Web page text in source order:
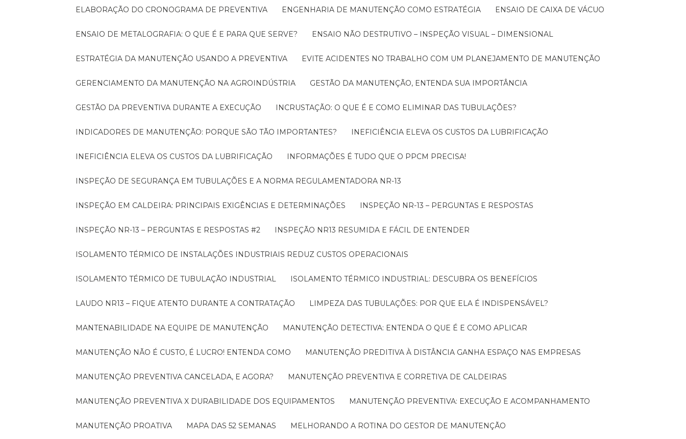
ELABORAÇÃO DO CRONOGRAMA DE PREVENTIVA ENGENHARIA DE MANUTENÇÃO COMO ESTRATÉGIA ENSAIO DE CAIXA DE VÁCUO
ENSAIO DE METALOGRAFIA: O QUE É E PARA QUE SERVE? ENSAIO NÃO DESTRUTIVO – INSPEÇÃO VISUAL – DIMENSIONAL
ESTRATÉGIA DA MANUTENÇÃO USANDO A PREVENTIVA EVITE ACIDENTES NO TRABALHO COM UM PLANEJAMENTO DE MANUTENÇÃO
GERENCIAMENTO DA MANUTENÇÃO NA AGROINDÚSTRIA GESTÃO DA MANUTENÇÃO, ENTENDA SUA IMPORTÂNCIA
GESTÃO DA PREVENTIVA DURANTE A EXECUÇÃO INCRUSTAÇÃO: O QUE É E COMO ELIMINAR DAS TUBULAÇÕES?
INDICADORES DE MANUTENÇÃO: PORQUE SÃO TÃO IMPORTANTES? INEFICIÊNCIA ELEVA OS CUSTOS DA LUBRIFICAÇÃO
INEFICIÊNCIA ELEVA OS CUSTOS DA LUBRIFICAÇÃO INFORMAÇÕES É TUDO QUE O PPCM PRECISA!
INSPEÇÃO DE SEGURANÇA EM TUBULAÇÕES E A NORMA REGULAMENTADORA NR-13
INSPEÇÃO EM CALDEIRA: PRINCIPAIS EXIGÊNCIAS E DETERMINAÇÕES INSPEÇÃO NR-13 – PERGUNTAS E RESPOSTAS
INSPEÇÃO NR-13 – PERGUNTAS E RESPOSTAS #2 INSPEÇÃO NR13 RESUMIDA E FÁCIL DE ENTENDER
ISOLAMENTO TÉRMICO DE INSTALAÇÕES INDUSTRIAIS REDUZ CUSTOS OPERACIONAIS
ISOLAMENTO TÉRMICO DE TUBULAÇÃO INDUSTRIAL ISOLAMENTO TÉRMICO INDUSTRIAL: DESCUBRA OS BENEFÍCIOS
LAUDO NR13 – FIQUE ATENTO DURANTE A CONTRATAÇÃO LIMPEZA DAS TUBULAÇÕES: POR QUE ELA É INDISPENSÁVEL?
MANTENABILIDADE NA EQUIPE DE MANUTENÇÃO MANUTENÇÃO DETECTIVA: ENTENDA O QUE É E COMO APLICAR
MANUTENÇÃO NÃO É CUSTO, É LUCRO! ENTENDA COMO MANUTENÇÃO PREDITIVA À DISTÂNCIA GANHA ESPAÇO NAS EMPRESAS
MANUTENÇÃO PREVENTIVA CANCELADA, E AGORA? MANUTENÇÃO PREVENTIVA E CORRETIVA DE CALDEIRAS
MANUTENÇÃO PREVENTIVA X DURABILIDADE DOS EQUIPAMENTOS MANUTENÇÃO PREVENTIVA: EXECUÇÃO E ACOMPANHAMENTO
MANUTENÇÃO PROATIVA MAPA DAS 52 SEMANAS MELHORANDO A ROTINA DO GESTOR DE MANUTENÇÃO